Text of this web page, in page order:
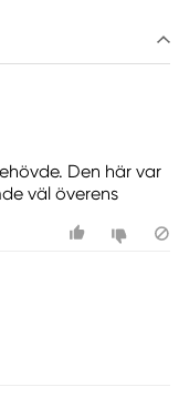
Den här var
väl överens